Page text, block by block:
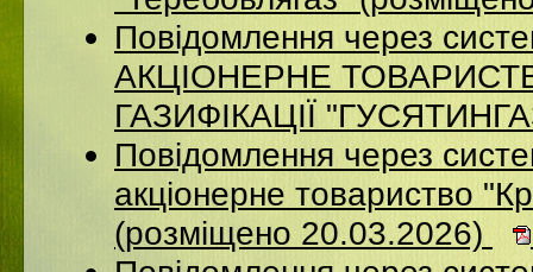
Повідомлення через
АКЦІОНЕРНЕ
ГАЗИФІКАЦІЇ
Повідомлення через
акцiонерне товариство
(розміщено 20.03.2026)